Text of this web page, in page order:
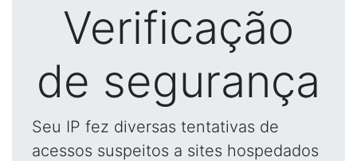
Verificação
de segurança
Seu IP fez diversas tentativas de
acessos suspeitos a sites hospedados